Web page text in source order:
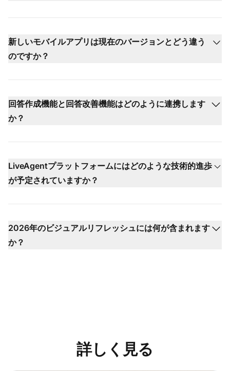
新しいモバイルアプリは現在のバージョンとどう違う
のですか？
回答作成機能と回答改善機能はどのように連携します
か？
LiveAgentプラットフォームにはどのような技術的進歩
が予定されていますか？
2026年のビジュアルリフレッシュには何が含まれます
か？
詳しく見る